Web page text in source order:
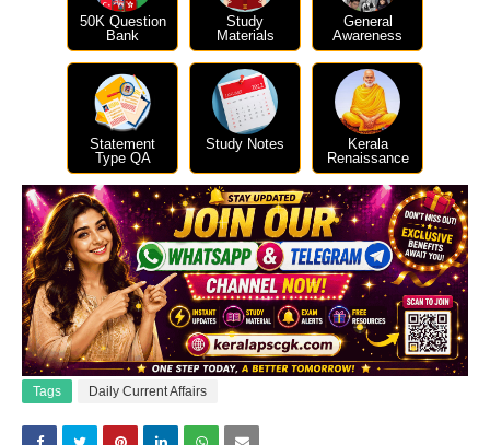
50K Question
Bank
Study
Materials
General
Awareness
Statement
Type QA
Study Notes
Kerala
Renaissance
Tags Daily Current Affairs